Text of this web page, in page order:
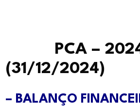
PCA –
(31/12/2024)
– BALANÇO